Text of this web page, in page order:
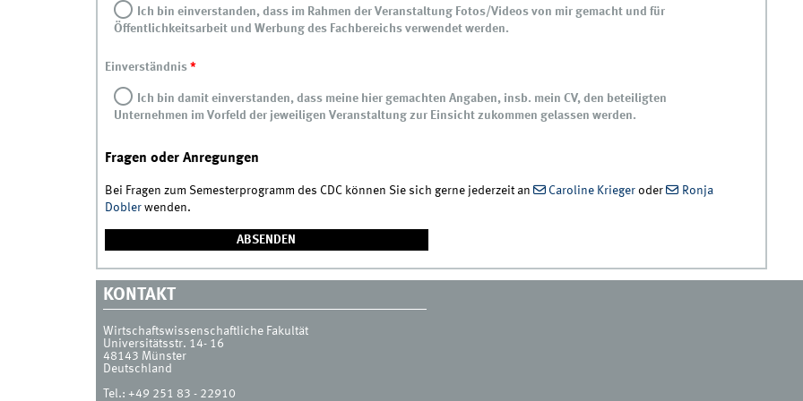
Ich bin einverstanden, dass im Rahmen der Veranstaltung Fotos/Videos von mir gemacht und für
Öffentlichkeitsarbeit und Werbung des Fachbereichs verwendet werden.
Einverständnis *
Ich bin damit einverstanden, dass meine hier gemachten Angaben, insb. mein CV, den beteiligten
Unternehmen im Vorfeld der jeweiligen Veranstaltung zur Einsicht zukommen gelassen werden.
Fragen oder Anregungen
Bei Fragen zum Semesterprogramm des CDC können Sie sich gerne jederzeit an Caroline Krieger oder
Ronja
Doblerwenden.
KONTAKT
Wirtschaftswissenschaftliche Fakultät
Universitätsstr. 14- 16
48143 Münster
Deutschland
Tel.: +49 251 83 - 22910